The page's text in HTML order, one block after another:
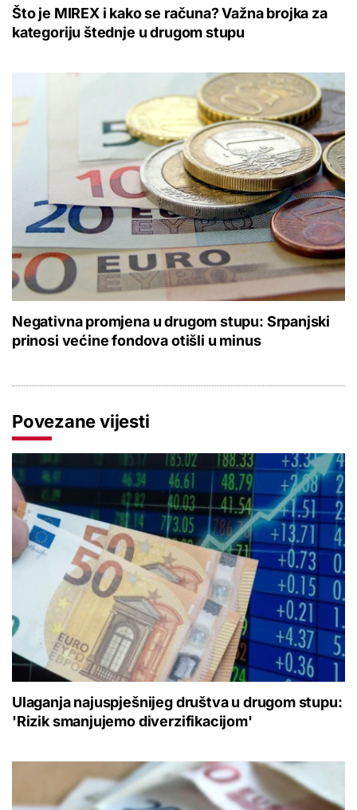
Što je MIREX i kako se računa? Važna brojka za
kategoriju štednje u drugom stupu
Negativna promjena u drugom stupu: Srpanjski
prinosi većine fondova otišli u minus
Povezane vijesti
Ulaganja najuspješnijeg društva u drugom stupu:
'Rizik smanjujemo diverzifikacijom'